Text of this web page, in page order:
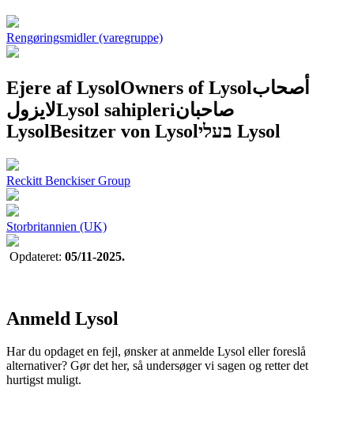
Rengøringsmidler (varegruppe)
Ejere af LysolOwners of Lysolأصحاب
لايزولLysol sahipleriصاحبان
LysolBesitzer von Lysol בעלי Lysol
Reckitt Benckiser Group
Storbritannien (UK)
Opdateret: 05/11-2025.
Anmeld Lysol
Har du opdaget en fejl, ønsker at anmelde Lysol eller foreslå
alternativer? Gør det her, så undersøger vi sagen og retter det
hurtigst muligt.